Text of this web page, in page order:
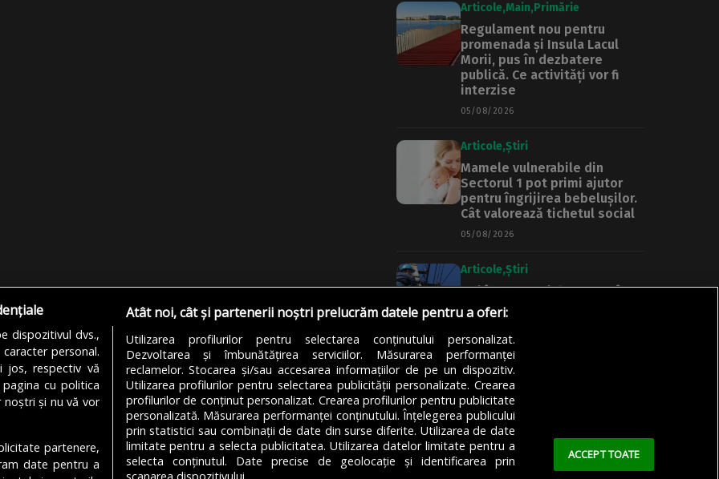
Articole Main Primărie
Regulament nou pentru
promenada și Insula Lacul
Morii, pus în dezbatere
publică. Ce activități vor fi
interzise
05/08/2026
Articole Știri
Mamele vulnerabile din
Sectorul 1 pot primi ajutor
pentru îngrijirea bebelușilor.
Cât valorează tichetul social
05/08/2026
Articole Știri
Noi întreruperi de curent în
București, Ilfov și Giurgiu.
Rețele Electrice Muntenia
transmite lista actualizată a
străzilor afectate
05/08/2026
MODIFICĂ SETĂRILE COOKIES
dispozitivul dvs.,
personal.
jos, respectiv vă
cu politica
și nu vă vor
partenere,
date pentru a
Atât noi, cât și partenerii noștri prelucrăm datele pentru a oferi:
Utilizarea profilurilor pentru selectarea conținutului personalizat.
Dezvoltarea și îmbunătățirea serviciilor. Măsurarea performanței
reclamelor. Stocarea și/sau accesarea informațiilor de pe un dispozitiv.
Utilizarea profilurilor pentru selectarea publicității personalizate. Crearea
profilurilor de conținut personalizat. Crearea profilurilor pentru publicitate
personalizată. Măsurarea performanței conținutului. Înțelegerea publicului
prin statistici sau combinații de date din surse diferite. Utilizarea de date
limitate pentru a selecta publicitatea. Utilizarea datelor limitate pentru a
selecta conținutul. Date precise de geolocație și identificarea prin
ACCEPT TOATE